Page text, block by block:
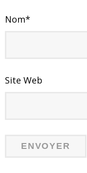
Nom*
Site Web